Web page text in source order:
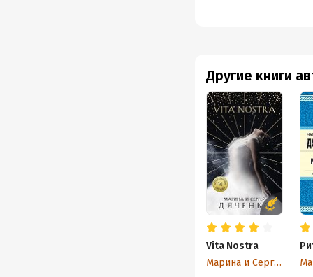
Другие книги
Vita Nostra
Марина и Сергей Дяченко